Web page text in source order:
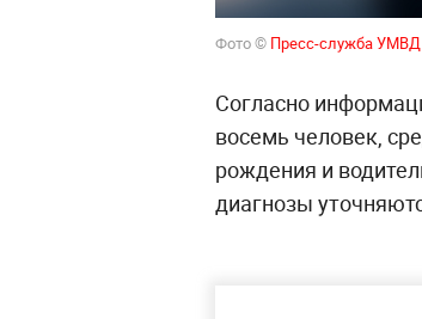
Фото © Пресс-служба УМВД
Согласно
восемь человек,
рождения и
диагнозы